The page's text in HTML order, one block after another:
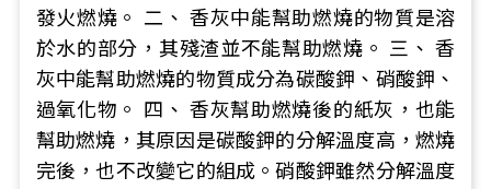
發火燃燒。 二、 香灰中能幫助燃燒的物質是溶
於水的部分，其殘渣並不能幫助燃燒。 三、 香
灰中能幫助燃燒的物質成分為碳酸鉀、硝酸鉀、
過氧化物。 四、 香灰幫助燃燒後的紙灰，也能
幫助燃燒，其原因是碳酸鉀的分解溫度高，燃燒
完後，也不改變它的組成。硝酸鉀雖然分解溫度